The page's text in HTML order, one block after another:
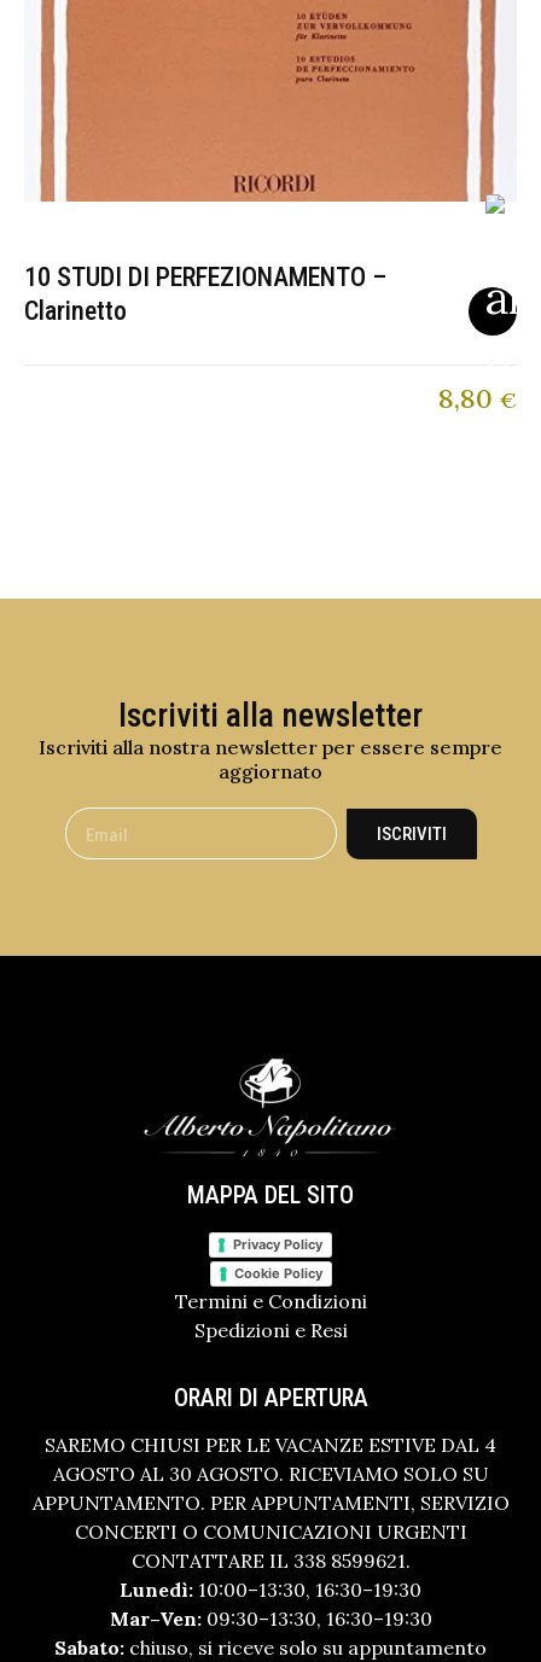
10 STUDI DI PERFEZIONAMENTO –
Clarinetto
8,80 €
Iscriviti alla newsletter
Iscriviti alla nostra newsletter per essere sempre
aggiornato
ISCRIVITI
MAPPA DEL SITO
Privacy Policy
Cookie Policy
Termini e Condizioni
Spedizioni e Resi
ORARI DI APERTURA
SAREMO CHIUSI PER LE VACANZE ESTIVE DAL 4
AGOSTO AL 30 AGOSTO. RICEVIAMO SOLO SU
APPUNTAMENTO. PER APPUNTAMENTI, SERVIZIO
CONCERTI O COMUNICAZIONI URGENTI
CONTATTARE IL 338 8599621.
Lunedì: 10:00–13:30, 16:30–19:30
Mar–Ven:09:30–13:30, 16:30–19:30
Sabato: chiuso, si riceve solo su appuntamento